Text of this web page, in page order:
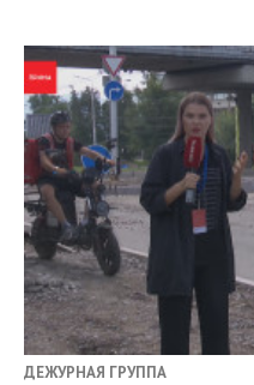
ДЕЖУРНАЯ ГРУППА